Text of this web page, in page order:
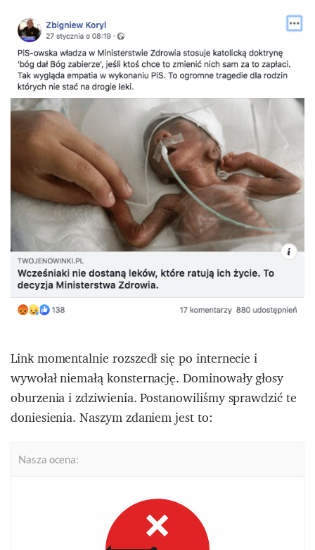
Link momentalnie rozszedł się po internecie i
wywołał niemałą konsternację. Dominowały głosy
oburzenia i zdziwienia. Postanowiliśmy sprawdzić te
doniesienia. Naszym zdaniem jest to:
Nasza ocena: